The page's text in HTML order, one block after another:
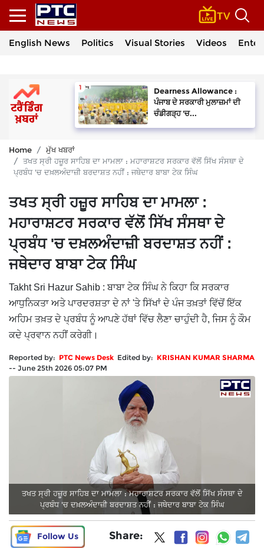
English News Politics Visual Stories Videos
Dearness Allowance :
ਪੰਜਾਬ ਦੇ ਸਰਕਾਰੀ ਮੁਲਾਜ਼ਮਾਂ ਦੀ
ਚੰਡੀਗੜ੍ਹ 'ਚ...
Home
ਮੁੱਖ ਖਬਰਾਂ
ਤਖਤ ਸ੍ਰੀ ਹਜ਼ੂਰ ਸਾਹਿਬ ਦਾ ਮਾਮਲਾ : ਮਹਾਰਾਸ਼ਟਰ ਸਰਕਾਰ ਵੱਲੋਂ ਸਿੱਖ ਸੰਸਥਾ ਦੇ
ਪ੍ਰਬੰਧ 'ਚ ਦਖ਼ਲਅੰਦਾਜ਼ੀ ਬਰਦਾਸ਼ਤ ਨਹੀਂ : ਜਥੇਦਾਰ ਬਾਬਾ ਟੇਕ ਸਿੰਘ
ਤਖਤ ਸ੍ਰੀ ਹਜ਼ੂਰ ਸਾਹਿਬ ਦਾ ਮਾਮਲਾ :
ਮਹਾਰਾਸ਼ਟਰ ਸਰਕਾਰ ਵੱਲੋਂ ਸਿੱਖ ਸੰਸਥਾ ਦੇ
ਪ੍ਰਬੰਧ 'ਚ ਦਖ਼ਲਅੰਦਾਜ਼ੀ ਬਰਦਾਸ਼ਤ ਨਹੀਂ :
ਜਥੇਦਾਰ ਬਾਬਾ ਟੇਕ ਸਿੰਘ
Takht Sri Hazur Sahib : ਬਾਬਾ ਟੇਕ ਸਿੰਘ ਨੇ ਕਿਹਾ ਕਿ ਸਰਕਾਰ
ਆਧੁਨਿਕਤਾ ਅਤੇ ਪਾਰਦਰਸ਼ਤਾ ਦੇ ਨਾਂ 'ਤੇ ਸਿੱਖਾਂ ਦੇ ਪੰਜ ਤਖ਼ਤਾਂ ਵਿੱਚੋਂ ਇੱਕ
ਅਹਿਮ ਤਖ਼ਤ ਦੇ ਪ੍ਰਬੰਧ ਨੂੰ ਆਪਣੇ ਹੱਥਾਂ ਵਿੱਚ ਲੈਣਾ ਚਾਹੁੰਦੀ ਹੈ, ਜਿਸ ਨੂੰ ਕੌਮ
ਕਦੇ ਪ੍ਰਵਾਨ ਨਹੀਂ ਕਰੇਗੀ।
Reported by: PTC News Desk Edited by: KRISHAN KUMAR SHARMA
-- June 25th 2026 05:07 PM
ਤਖਤ ਸ੍ਰੀ ਹਜ਼ੂਰ ਸਾਹਿਬ ਦਾ ਮਾਮਲਾ : ਮਹਾਰਾਸ਼ਟਰ ਸਰਕਾਰ ਵੱਲੋਂ ਸਿੱਖ ਸੰਸਥਾ ਦੇ
ਪ੍ਰਬੰਧ 'ਚ ਦਖ਼ਲਅੰਦਾਜ਼ੀ ਬਰਦਾਸ਼ਤ ਨਹੀਂ : ਜਥੇਦਾਰ ਬਾਬਾ ਟੇਕ ਸਿੰਘ
Follow Us Share: